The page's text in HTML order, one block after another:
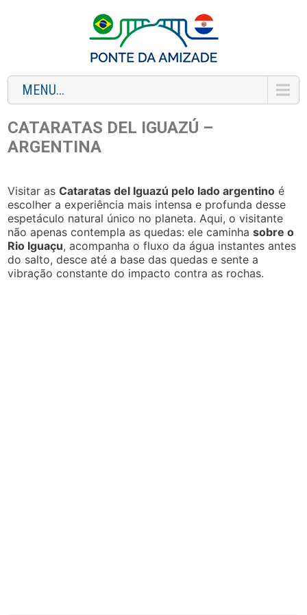
MENU...
CATARATAS DEL IGUAZÚ –
ARGENTINA
Visitar asCataratas del Iguazú pelo lado argentino é
escolher a experiência mais intensa e profunda desse
espetáculo natural único no planeta. Aqui, o visitante
não apenas contempla as quedas: ele caminhasobre o
Rio Iguaçu, acompanha o fluxo da água instantes antes
do salto, desce até a base das quedas e sente a
vibração constante do impacto contra as rochas.